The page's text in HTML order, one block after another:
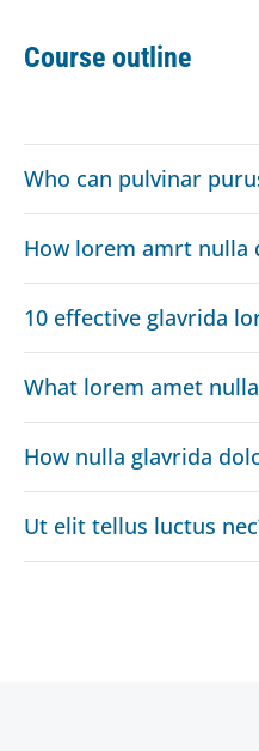
Course outline
Who can pulvinar
How lorem amrt nulla
10 effective glavrida
What lorem amet
How nulla glavrida
Ut elit tellus luctus